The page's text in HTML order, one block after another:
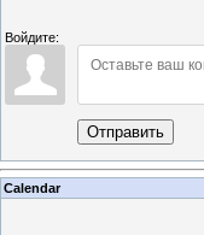
Войдите:
Отправить
Calendar